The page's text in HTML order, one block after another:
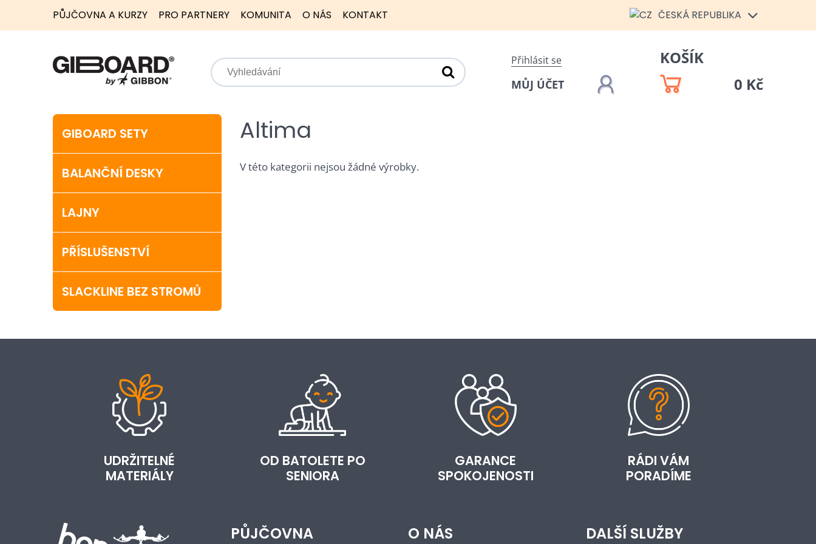
PŮJČOVNA A KURZY PRO PARTNERY KOMUNITA O NÁS KONTAKT ČESKÁ REPUBLIKA
Přihlásit se
MŮJ ÚČET
KOŠÍK
0 Kč
GIBOARD SETY
BALANČNÍ DESKY
LAJNY
PŘÍSLUŠENSTVÍ
SLACKLINE BEZ STROMŮ
Altima
V této kategorii nejsou žádné výrobky.
UDRŽITELNÉ
MATERIÁLY
OD BATOLETE PO
SENIORA
GARANCE
SPOKOJENOSTI
RÁDI VÁM
PORADÍME
PŮJČOVNA O NÁS DALŠÍ SLUŽBY